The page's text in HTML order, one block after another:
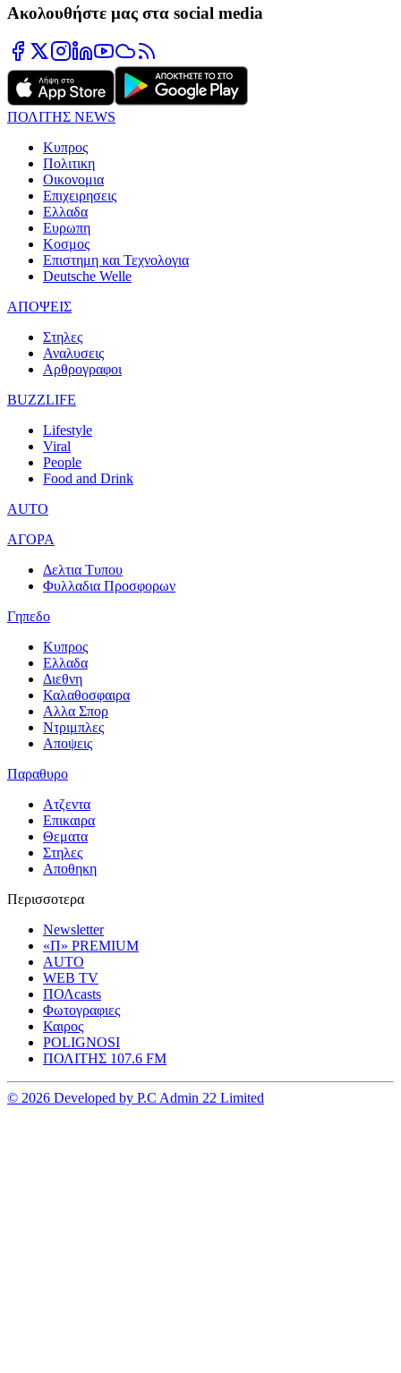
Ακολουθήστε μας στα social media
ΠΟΛΙΤΗΣ NEWS
Κυπρος
Πολιτικη
Οικονομια
Επιχειρησεις
Ελλαδα
Ευρωπη
Κοσμος
Επιστημη και Τεχνολογια
Deutsche Welle
ΑΠΟΨΕΙΣ
Στηλες
Αναλυσεις
Αρθρογραφοι
BUZZLIFE
Lifestyle
Viral
People
Food and Drink
AUTO
ΑΓΟΡΑ
Δελτια Τυπου
Φυλλαδια Προσφορων
Γηπεδο
Κυπρος
Ελλαδα
Διεθνη
Καλαθοσφαιρα
Αλλα Σπορ
Ντριμπλες
Αποψεις
Παραθυρο
Ατζεντα
Επικαιρα
Θεματα
Στηλες
Αποθηκη
Περισσοτερα
Newsletter
«Π» PREMIUM
AUTO
WEB TV
ΠΟΛcasts
Φωτογραφιες
Καιρος
POLIGNOSI
ΠΟΛΙΤΗΣ 107.6 FM
© 2026 Developed by P.C Admin 22 Limited